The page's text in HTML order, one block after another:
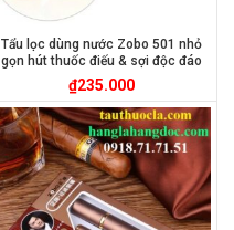
Tẩu lọc dùng nước Zobo 501 nhỏ
gọn hút thuốc điếu & sợi độc đáo
₫235.000